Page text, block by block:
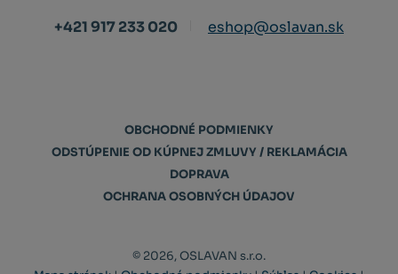
+421 917 233 020
eshop@oslavan.sk
OBCHODNÉ PODMIENKY
ODSTÚPENIE OD KÚPNEJ ZMLUVY / REKLAMÁCIA
DOPRAVA
OCHRANA OSOBNÝCH ÚDAJOV
© 2026, OSLAVAN s.r.o.